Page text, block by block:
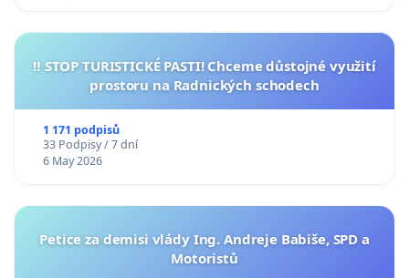
‼️ STOP TURISTICKÉ PASTI! Chceme důstojné využití
prostoru na Radnických schodech
1 171 podpisů
33 Podpisy / 7 dní
6 May 2026
Petice za demisi vlády Ing. Andreje Babiše, SPD a
Motoristů